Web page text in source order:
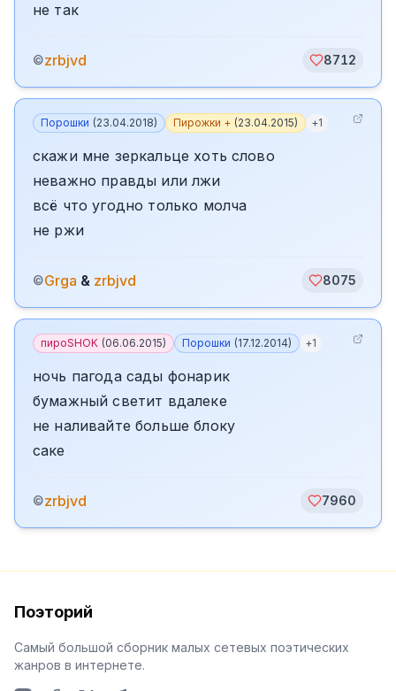
не так
©zrbjvd 8712
Порошки (23.04.2018) Пирожки + (23.04.2015) +1
скажи мне зеркальце хоть слово
неважно правды или лжи
всё что угодно только молча
не ржи
©Grga & zrbjvd 8075
пироSHOK (06.06.2015) Порошки (17.12.2014) +1
ночь пагода сады фонарик
бумажный светит вдалеке
не наливайте больше блоку
саке
©zrbjvd 7960
Поэторий
Самый большой сборник малых сетевых поэтических
жанров в интернете.